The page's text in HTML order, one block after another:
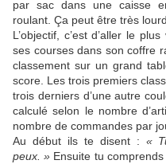
par sac dans une caisse
roulant. Ça peut être très
L’objectif, c’est d’aller le
ses courses dans son coffre
classement sur un grand
score. Les trois premiers
trois derniers d’une autre
calculé selon le nombre
nombre de commandes par
Au début ils te disent : «
peux. » Ensuite tu